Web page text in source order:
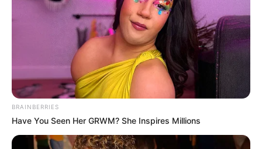
BRAINBERRIES
Have You Seen Her GRWM? She Inspires Millions